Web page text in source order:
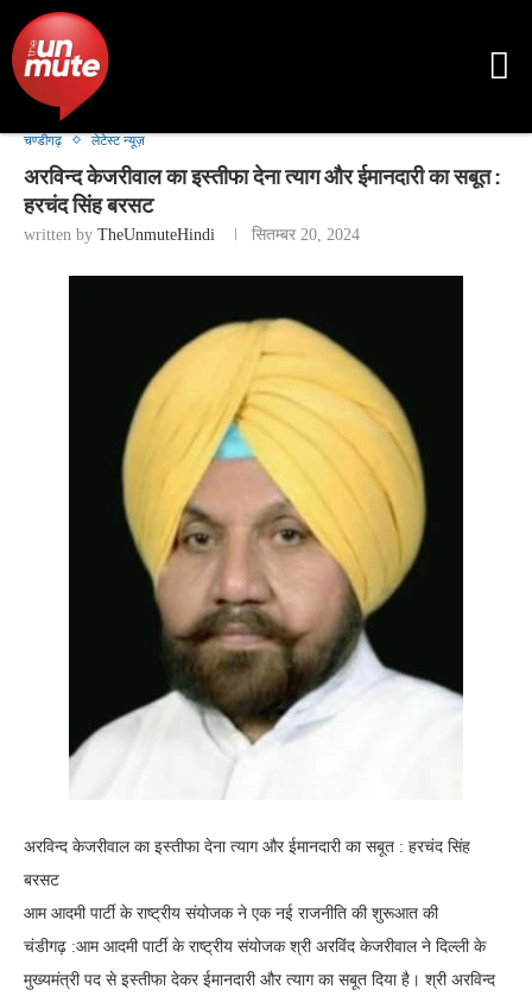
चण्डीगढ़ लेटेस्ट न्यूज़
अरविन्द केजरीवाल का इस्तीफा देना त्याग और ईमानदारी का सबूत :
हरचंद सिंह बरसट
written by TheUnmuteHindi सितम्बर 20, 2024
अरविन्द केजरीवाल का इस्तीफा देना त्याग और ईमानदारी का सबूत : हरचंद सिंह
बरसट
आम आदमी पार्टी के राष्ट्रीय संयोजक ने एक नई राजनीति की शुरूआत की
चंडीगढ़ :आम आदमी पार्टी के राष्ट्रीय संयोजक श्री अरविंद केजरीवाल ने दिल्ली के
मुख्यमंत्री पद से इस्तीफा देकर ईमानदारी और त्याग का सबूत दिया है। श्री अरविन्द